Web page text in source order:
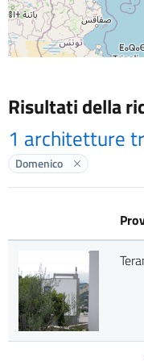
Risultati della
1 architetture
Domenico Elimina label